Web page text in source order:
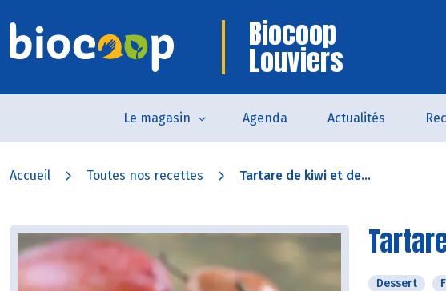
Biocoop
Louviers
Le magasin Agenda Actualités
Accueil Toutes nos recettes Tartare de kiwi et de...
Dessert